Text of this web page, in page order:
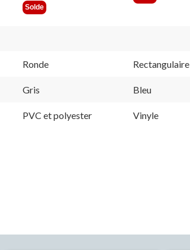
Solde
Ronde Rectangulaire
Gris Bleu
PVC et polyester Vinyle